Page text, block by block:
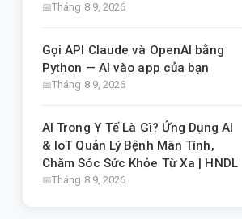
Tháng 8 9, 2026
Gọi API Claude và OpenAI bằng
Python — AI vào app của bạn
Tháng 8 9, 2026
AI Trong Y Tế Là Gì? Ứng Dụng AI
& IoT Quản Lý Bệnh Mãn Tính,
Chăm Sóc Sức Khỏe Từ Xa | HNDL
Tháng 8 9, 2026